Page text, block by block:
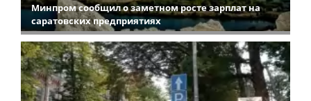
Минпром сообщил о заметном росте зарплат на
саратовских предприятиях